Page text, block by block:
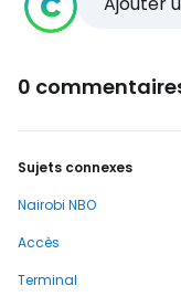
0
Sujets connexes
Nairobi NBO
Accès
Terminal